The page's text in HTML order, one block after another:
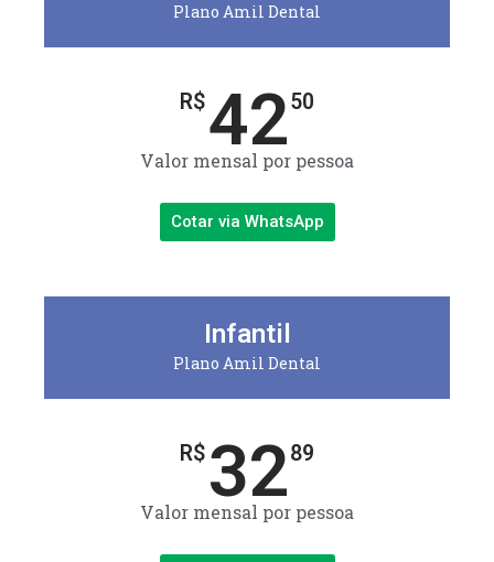
Plano Amil Dental
R$4250
Valor mensal por pessoa
Cotar via WhatsApp
Infantil
Plano Amil Dental
R$ 3289
Valor mensal por pessoa